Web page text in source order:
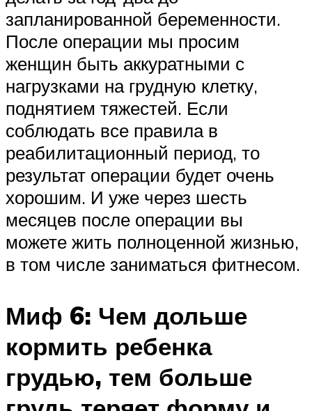
запланированной беременности.
После операции мы просим
женщин быть аккуратными с
нагрузками на грудную клетку,
поднятием тяжестей. Если
соблюдать все правила в
реабилитационный период, то
результат операции будет очень
хорошим. И уже через шесть
месяцев после операции вы
можете жить полноценной жизнью,
в том числе заниматься фитнесом.
Миф 6: Чем дольше
кормить ребенка
грудью, тем больше